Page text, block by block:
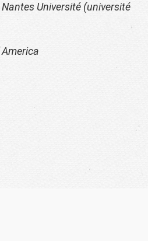
Université (université